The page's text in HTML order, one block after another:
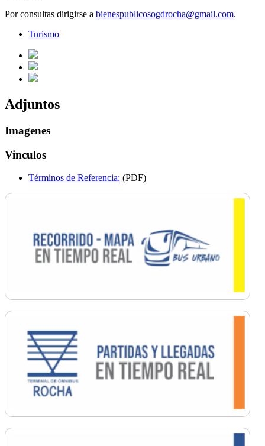
Por consultas dirigirse a bienespublicosogdrocha@gmail.com.
Turismo
Adjuntos
Imagenes
Vinculos
Términos de Referencia: (PDF)